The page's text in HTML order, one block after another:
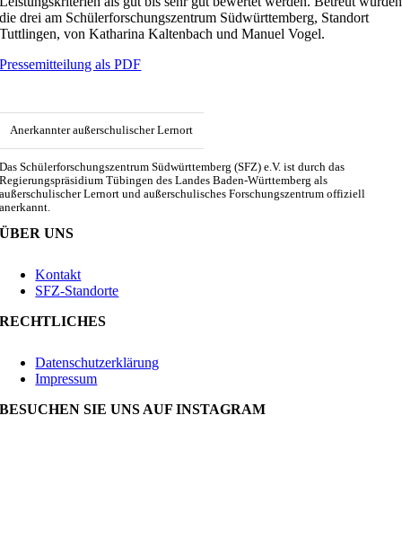
die drei am Schülerforschungszentrum Südwürttemberg, Standort
Tuttlingen, von Katharina Kaltenbach und Manuel Vogel.
Pressemitteilung als PDF
Anerkannter außerschulischer Lernort
Das Schülerforschungszentrum Südwürttemberg (SFZ) e.V. ist durch das
Regierungspräsidium Tübingen des Landes Baden-Württemberg als
außerschulischer Lernort und außerschulisches Forschungszentrum offiziell
anerkannt.
ÜBER UNS
Kontakt
SFZ-Standorte
RECHTLICHES
Datenschutzerklärung
Impressum
BESUCHEN SIE UNS AUF INSTAGRAM